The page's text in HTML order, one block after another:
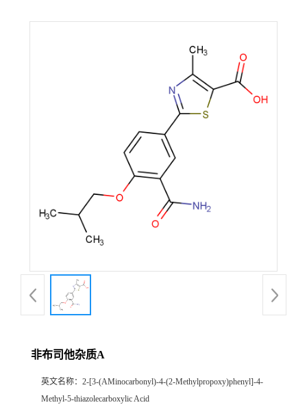
非布司他杂质A
英文名称： 2-[3-(AMinocarbonyl)-4-(2-Methylpropoxy)phenyl]-4-
Methyl-5-thiazolecarboxylic Acid